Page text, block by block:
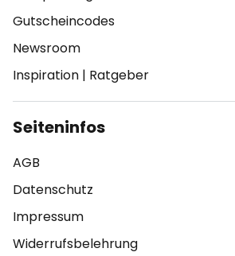
Gutscheincodes
Newsroom
Inspiration | Ratgeber
Seiteninfos
AGB
Datenschutz
Impressum
Widerrufsbelehrung